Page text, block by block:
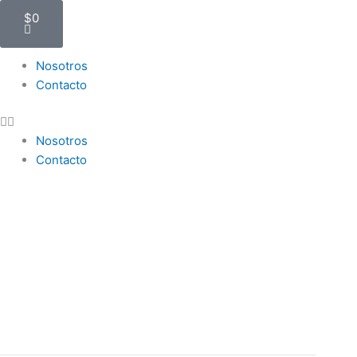
$0
Nosotros
Contacto
Menu
Nosotros
Contacto